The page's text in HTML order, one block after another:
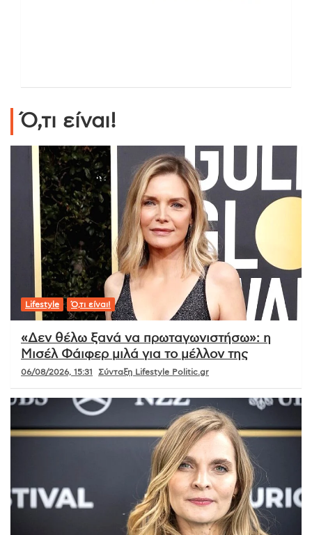
Ό,τι είναι!
Lifestyle Ό,τι είναι!
«Δεν θέλω ξανά να πρωταγωνιστήσω»: η
Μισέλ Φάιφερ μιλά για το μέλλον της
06/08/2026, 15:31 Σύνταξη Lifestyle Politic.gr